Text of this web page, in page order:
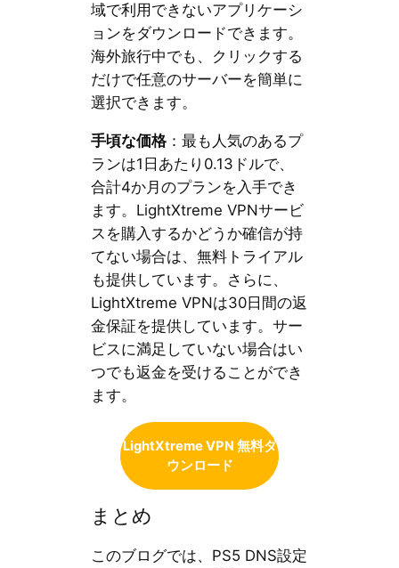
域で利用できないアプリケーシ
ョンをダウンロードできます。
海外旅行中でも、クリックする
だけで任意のサーバーを簡単に
選択できます。
手頃な価格：最も人気のあるプ
ランは1日あたり0.13ドルで、
合計4か月のプランを入手でき
ます。LightXtreme VPNサービ
スを購入するかどうか確信が持
てない場合は、無料トライアル
も提供しています。さらに、
LightXtreme VPNは30日間の返
金保証を提供しています。サー
ビスに満足していない場合はい
つでも返金を受けることができ
ます。
LightXtreme VPN 無料ダ
ウンロード
まとめ
このブログでは、PS5 DNS設定